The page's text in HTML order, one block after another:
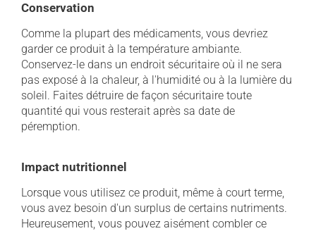
Conservation
Comme la plupart des médicaments, vous devriez
garder ce produit à la température ambiante.
Conservez-le dans un endroit sécuritaire où il ne sera
pas exposé à la chaleur, à l'humidité ou à la lumière du
soleil. Faites détruire de façon sécuritaire toute
quantité qui vous resterait après sa date de
péremption.
Impact nutritionnel
Lorsque vous utilisez ce produit, même à court terme,
vous avez besoin d'un surplus de certains nutriments.
Heureusement, vous pouvez aisément combler ce